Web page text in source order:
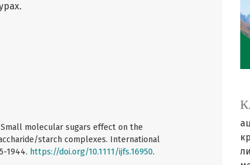
Small molecular sugars effect on the
starch complexes. International
1944. https://doi.org/10.1111/ijfs.16950.